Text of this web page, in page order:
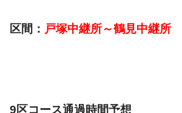
区間： 戸塚中継所～鶴見中継所
9区コース通過時間予想